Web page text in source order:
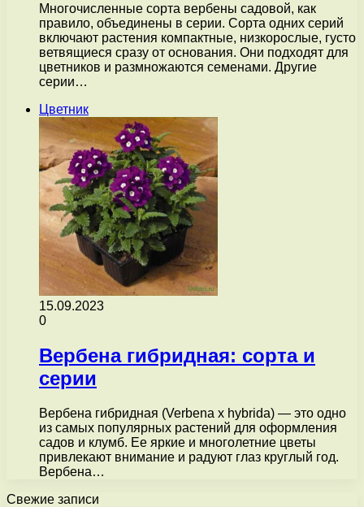
Многочисленные сорта вербены садовой, как
правило, объединены в серии. Сорта одних серий
включают растения компактные, низкорослые, густо
ветвящиеся сразу от основания. Они подходят для
цветников и размножаются семенами. Другие
серии…
Цветник
15.09.2023
0
Вербена гибридная: сорта и
серии
Вербена гибридная (Verbena x hybrida) — это одно
из самых популярных растений для оформления
садов и клумб. Ее яркие и многолетние цветы
привлекают внимание и радуют глаз круглый год.
Вербена…
Свежие записи